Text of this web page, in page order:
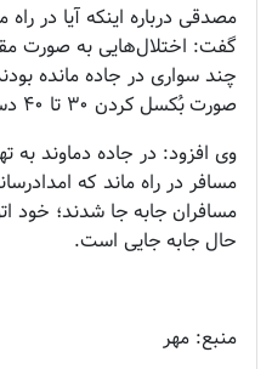
مصدقی درباره اینکه آیا در
گفت: اختلال‌هایی به صورت
چند سواری در جاده مانده
صورت بُکسل کردن ۳۰ تا ۴۰ دستگاه سواری اقدام کرد.
وی افزود: در جاده دماوند به
مسافر در راه ماند که
مسافران جابه جا شدند؛ خود
حال جابه جایی است.
منبع: مهر